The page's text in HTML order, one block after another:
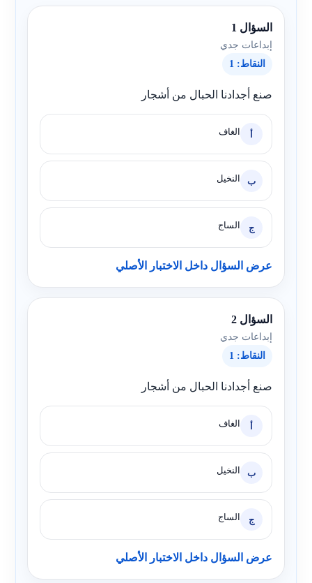
السؤال 1
إبداعات جدي
النقاط: 1
صنع أجدادنا الحبال من أشجار
أ الغاف
ب النخيل
ج الساج
عرض السؤال داخل الاختبار الأصلي
السؤال 2
إبداعات جدي
النقاط: 1
صنع أجدادنا الحبال من أشجار
أ الغاف
ب النخيل
ج الساج
عرض السؤال داخل الاختبار الأصلي